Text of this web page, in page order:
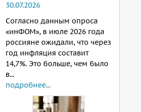
30.07.2026
Согласно данным опроса
«инФОМ», в июле 2026 года
россияне ожидали, что через
год инфляция составит
14,7%. Это больше, чем было
в...
подробнее...